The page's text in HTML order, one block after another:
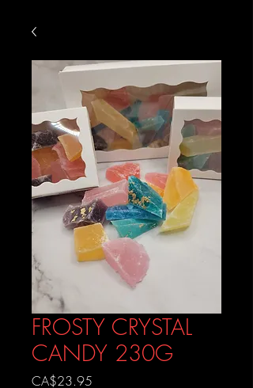
FROSTY CRYSTAL
CANDY 230G
CA$23.95